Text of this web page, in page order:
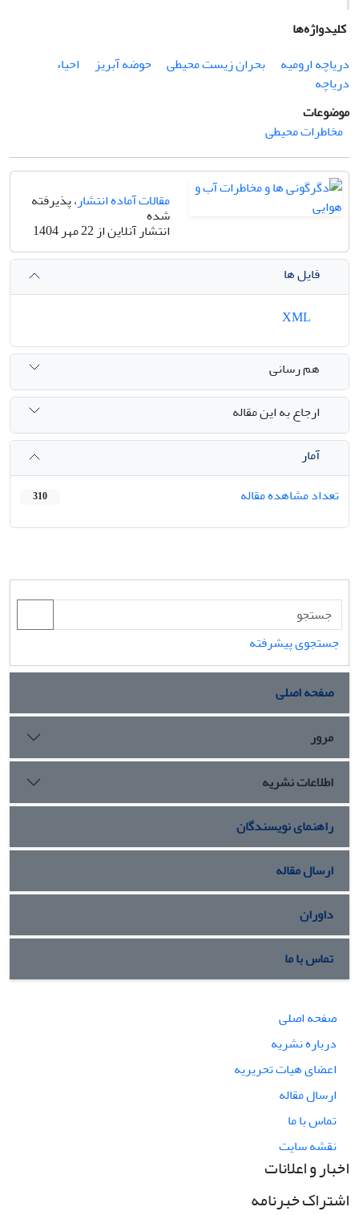
کلیدواژه‌ها
دریاچه ارومیه
بحران زیست محیطی حوضه آبریز
احیاء
دریاچه
موضوعات
مخاطرات محیطی
مقالات آماده انتشار، پذیرفته
شده
انتشار آنلاین از 22 مهر 1404
فایل ها
هم رسانی
ارجاع به این مقاله
آمار
تعداد مشاهده مقاله
310
جستجوی پیشرفته
صفحه اصلی
مرور
اطلاعات نشریه
راهنمای نویسندگان
ارسال مقاله
داوران
تماس با ما
صفحه اصلی
درباره نشریه
اعضای هیات تحریریه
ارسال مقاله
تماس با ما
نقشه سایت
اخبار و اعلانات
اشتراک خبرنامه